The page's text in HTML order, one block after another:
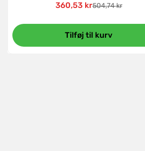
Udsalgspris
360,53 krNormal
504,74 kr
Tilføj til kurv